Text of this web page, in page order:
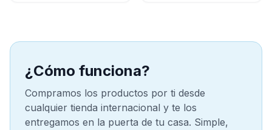
¿Cómo funciona?
Compramos los productos por ti desde
cualquier tienda internacional y te los
entregamos en la puerta de tu casa. Simple,